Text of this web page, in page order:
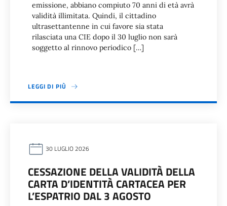
emissione, abbiano compiuto 70 anni di età avrà
validità illimitata. Quindi, il cittadino
ultrasettantenne in cui favore sia stata
rilasciata una CIE dopo il 30 luglio non sarà
soggetto al rinnovo periodico […]
LEGGI DI PIÙ
30 LUGLIO 2026
CESSAZIONE DELLA VALIDITÀ DELLA
CARTA D’IDENTITÀ CARTACEA PER
L’ESPATRIO DAL 3 AGOSTO